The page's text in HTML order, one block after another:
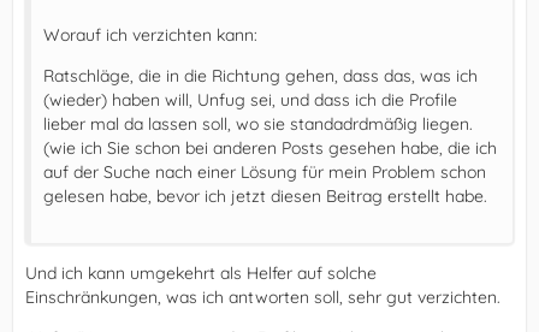
Worauf ich verzichten kann:
Ratschläge, die in die Richtung gehen, dass das, was ich
(wieder) haben will, Unfug sei, und dass ich die Profile
lieber mal da lassen soll, wo sie standadrdmäßig liegen.
(wie ich Sie schon bei anderen Posts gesehen habe, die ich
auf der Suche nach einer Lösung für mein Problem schon
gelesen habe, bevor ich jetzt diesen Beitrag erstellt habe.
Und ich kann umgekehrt als Helfer auf solche
Einschränkungen, was ich antworten soll, sehr gut verzichten.